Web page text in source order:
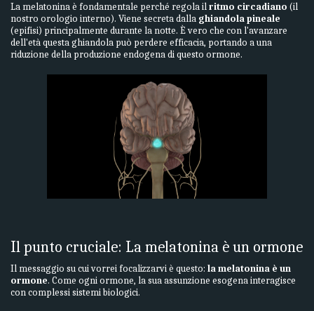
La melatonina è fondamentale perché regola ilritmo circadiano (il
nostro orologio interno). Viene secreta dalla ghiandola pineale
(epifisi) principalmente durante la notte. È vero che con l'avanzare
dell'età questa ghiandola può perdere efficacia, portando a una
riduzione della produzione endogena di questo ormone.
Il punto cruciale: La melatonina è un ormone
Il messaggio su cui vorrei focalizzarvi è questo: la melatonina è un
ormone. Come ogni ormone, la sua assunzione esogena interagisce
con complessi sistemi biologici.